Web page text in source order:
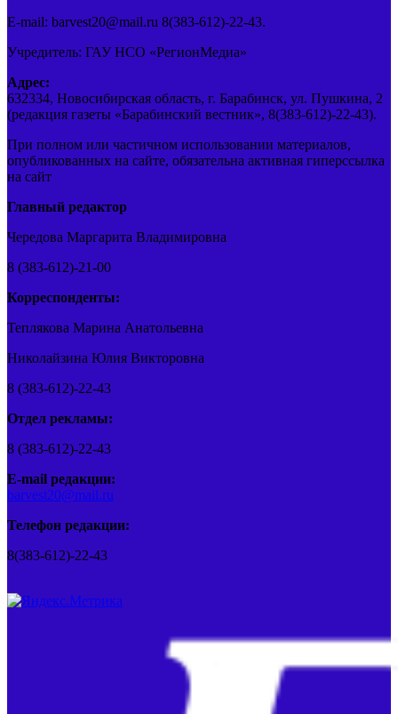
E-mail: barvest20@mail.ru 8(383-612)-22-43.
Учредитель: ГАУ НСО «РегионМедиа»
Адрес:
632334, Новосибирская область, г. Барабинск, ул. Пушкина, 2
(редакция газеты «Барабинский вестник», 8(383-612)-22-43).
При полном или частичном использовании материалов,
опубликованных на сайте, обязательна активная гиперссылка
на сайт
Главный редактор
Чередова Маргарита Владимировна
8 (383-612)-21-00
Корреспонденты:
Теплякова Марина Анатольевна
Николайзина Юлия Викторовна
8 (383-612)-22-43
Отдел рекламы:
8 (383-612)-22-43
E-mail редакции:
barvest20@mail.ru
Телефон редакции:
8(383-612)-22-43